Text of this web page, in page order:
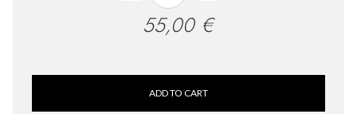
55,00 €
ADD TO CART